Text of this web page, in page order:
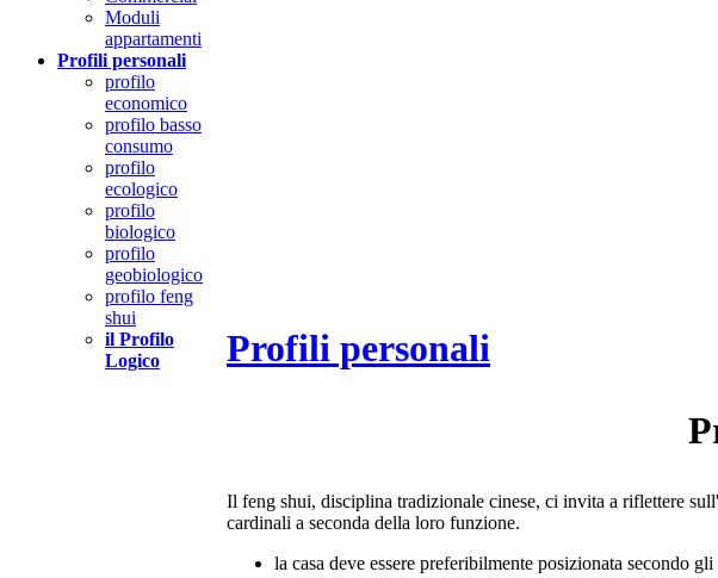
Moduli
appartamenti
Profili personali
profilo
economico
profilo basso
consumo
profilo
ecologico
profilo
biologico
profilo
geobiologico
profilo feng
shui
il Profilo
Logico
Profili personali
Il feng shui, disciplina tradizionale cinese, ci invita a riflettere
cardinali a seconda della loro funzione.
la casa deve essere preferibilmente posizionata secondo